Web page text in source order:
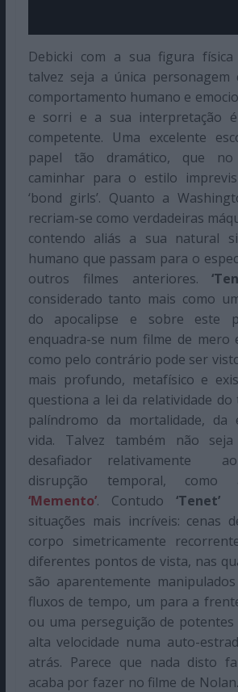
Debicki com a sua figura
talvez seja a única personagem
comportamento humano e
e sorri e a sua interpretação
competente. Uma excelente
papel tão dramático, que no
caminhar para o estilo
‘bond girls’. Quanto a
recriam-se como verdadeiras
contendo aliás a sua natural
humano que passam para o
outros filmes anteriores.
considerado tanto mais como
do apocalipse e sobre este
enquadra-se num filme de mero
como pelo contrário pode ser
mais profundo, metafísico e
questiona a lei da relatividade
palíndromo da mortalidade, da
vida. Talvez também não
desafiador relativamente
disrupção temporal, como
‘Memento’. Contudo ‘Tenet’
situações mais incríveis: cenas
corpo simetricamente
diferentes pontos de vista, nas
são aparentemente
fluxos de tempo, um para a
ou uma perseguição de
alta velocidade numa auto-
atrás. Parece que nada disto
acaba por fazer no filme de Nolan.